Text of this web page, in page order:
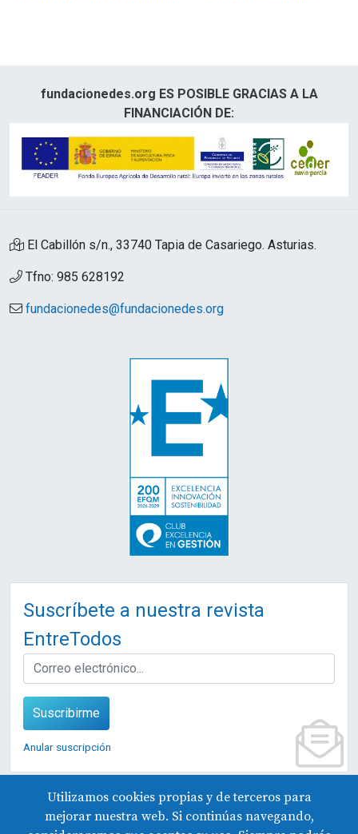
fundacionedes.org ES POSIBLE GRACIAS A LA
FINANCIACIÓN DE:
El Cabillón s/n., 33740 Tapia de Casariego. Asturias.
Tfno: 985 628192
fundacionedes@fundacionedes.org
Suscríbete a nuestra revista
EntreTodos
EMAIL
Suscribirme
Anular suscripción
© 2026 Fundación Edes
Utilizamos cookies propias y de terceros para
mejorar nuestra web. Si continúas navegando,